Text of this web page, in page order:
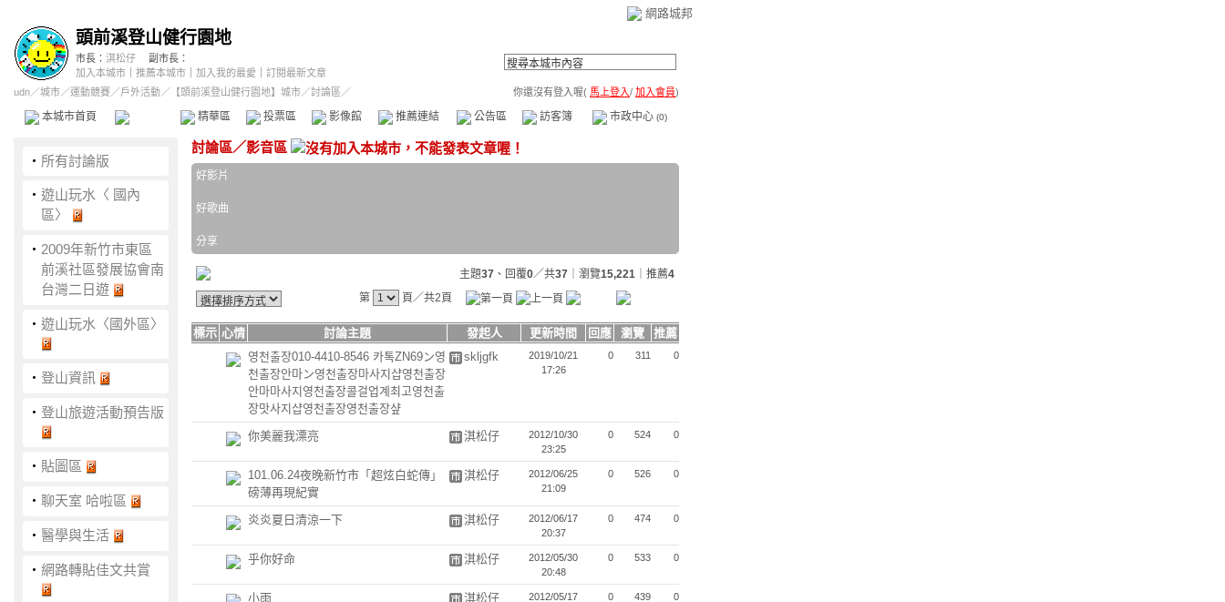
網路城邦
頭前溪登山健行園地
市長： 淇松仔
副市長：
加入本城市
推薦本城市 加入我的最愛
訂閱最新文章
udn／城市／運動競賽／戶外活動／ 【頭前溪登山健行園地】城市／討論區／ 你還沒有登入喔( 馬上登入/ 加入會員)
本城市首頁 精華區 投票區 影像館 推薦連結 公告區 訪客簿 市政中心 (0)
‧ 所有討論版
‧ 遊山玩水〈 國內
區〉
‧ 2009年新竹市東區
前溪社區發展協會南
台灣二日遊
‧ 遊山玩水〈國外區〉
‧ 登山資訊
‧ 登山旅遊活動預告版
‧ 貼圖區
‧ 聊天室 哈啦區
‧ 醫學與生活
‧ 網路轉貼佳文共賞
討論區／影音區
好影片
好歌曲
分享
主題37 、回覆0／共37 ｜瀏覽15,221 ｜推薦4
第
頁／共2頁
標示 心情 討論主題 發起人 更新時間 回應 瀏覽
推薦
영천출장010-4410-8546 카톡ZN69ン영
천출장안마ン영천출장마사지샵영천출장
안마마사지영천출장콜걸업계최고영천출
장맛사지샵영천출장영천출장샾
skljgfk
2019/10/21
17:26
0 311 0
你美麗我漂亮 淇松仔
2012/10/30
23:25
0 524 0
101.06.24夜晚新竹市「超炫白蛇傳」
磅薄再現紀實
淇松仔
2012/06/25
21:09
0 526 0
炎炎夏日清涼一下 淇松仔
2012/06/17
20:37
0 474 0
乎你好命 淇松仔
2012/05/30
20:48
0 533 0
小雨 淇松仔
2012/05/17
0 439 0